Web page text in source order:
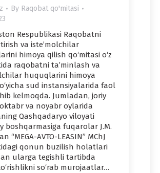
By Raqobat qo'mitasi
Respublikasi Raqobatni
va iste’molchilar
himoya qilish qo‘mitasi o‘z
raqobatni ta’minlash va
huquqlarini himoya
sud instansiyalarida faol
kelmoqda. Jumladan, joriy
va noyabr oylarida
Qashqadaryo viloyati
boshqarmasiga fuqarolar J.M.
“MEGA-AVTO-LEASIN” MChJ
qonun buzilish holatlari
ularga tegishli tartibda
so‘rab murojaatlar…